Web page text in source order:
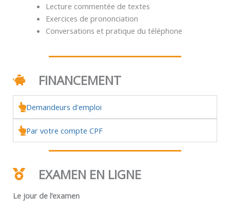
Lecture commentée de textes
Exercices de prononciation
Conversations et pratique du téléphone
FINANCEMENT
Demandeurs d'emploi
Par votre compte CPF
EXAMEN EN LIGNE
Le jour de l’examen